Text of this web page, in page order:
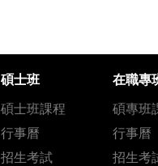
碩士班
碩士班課程
行事曆
招生考試
在職專
碩專班
行事曆
招生考